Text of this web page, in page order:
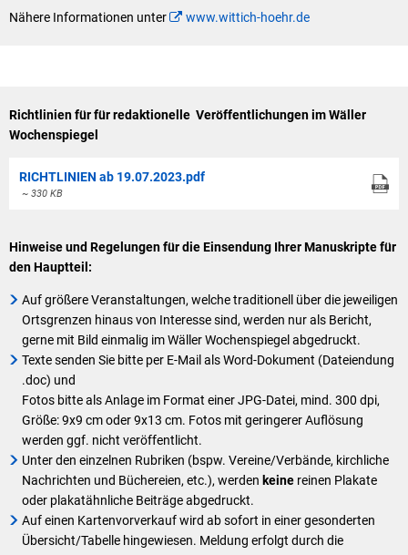
Nähere Informationen unter www.wittich-hoehr.de
Richtlinien für für redaktionelle Veröffentlichungen im Wäller
Wochenspiegel
RICHTLINIEN ab 19.07.2023.pdf
~ 330 KB
Hinweise und Regelungen für die Einsendung Ihrer Manuskripte für
den Hauptteil:
Auf größere Veranstaltungen, welche traditionell über die jeweiligen
Ortsgrenzen hinaus von Interesse sind, werden nur als Bericht,
gerne mit Bild einmalig im Wäller Wochenspiegel abgedruckt.
Texte senden Sie bitte per E-Mail als Word-Dokument (Dateiendung
.doc) und
Fotos bitte als Anlage im Format einer JPG-Datei, mind. 300 dpi,
Größe: 9x9 cm oder 9x13 cm. Fotos mit geringerer Auflösung
werden ggf. nicht veröffentlicht.
Unter den einzelnen Rubriken (bspw. Vereine/Verbände, kirchliche
Nachrichten und Büchereien, etc.), werden keine reinen Plakate
oder plakatähnliche Beiträge abgedruckt.
Auf einen Kartenvorverkauf wird ab sofort in einer gesonderten
Übersicht/Tabelle hingewiesen. Meldung erfolgt durch die